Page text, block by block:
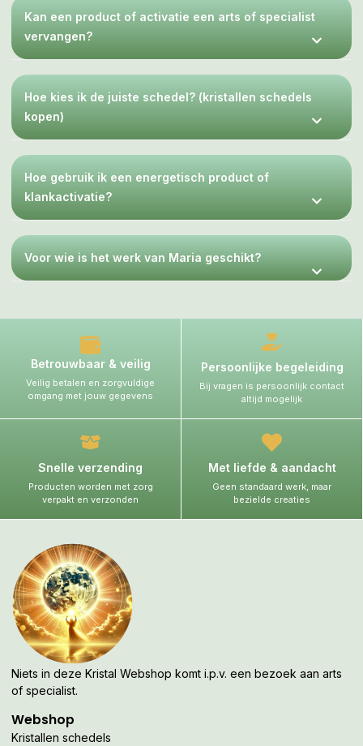
Kan een product of activatie een arts of specialist
vervangen?
Hoe kies ik de juiste schedel? (kristallen schedels
kopen)
Hoe gebruik ik een energetisch product of
klankactivatie?
Voor wie is het werk van Maria geschikt?
Betrouwbaar & veilig
Veilig betalen en zorgvuldige
omgang met jouw gegevens
Persoonlijke begeleiding
Bij vragen is persoonlijk contact
altijd mogelijk
Snelle verzending
Producten worden met zorg
verpakt en verzonden
Met liefde & aandacht
Geen standaard werk, maar
bezielde creaties
Niets in deze Kristal Webshop komt i.p.v. een bezoek aan arts
of specialist.
Webshop
Kristallen schedels